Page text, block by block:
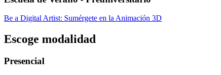
Be a Digital Artist: Sumérgete en la Animación 3D
Escoge modalidad
Presencial